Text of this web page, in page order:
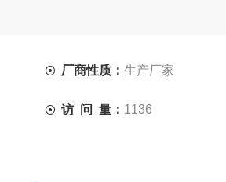
厂商性质： 生产厂家
访 问 量： 1136